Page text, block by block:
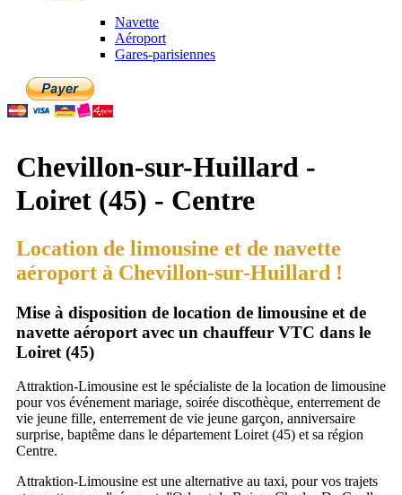
Navette
Aéroport
Gares-parisiennes
Chevillon-sur-Huillard -
Loiret (45) - Centre
Location de limousine et de navette
aéroport à Chevillon-sur-Huillard !
Mise à disposition de location de limousine et de
navette aéroport avec un chauffeur VTC dans le
Loiret (45)
Attraktion-Limousine est le spécialiste de la location de limousine
pour vos événement mariage, soirée discothèque, enterrement de
vie jeune fille, enterrement de vie jeune garçon, anniversaire
surprise, baptême dans le département Loiret (45) et sa région
Centre.
Attraktion-Limousine est une alternative au taxi, pour vos trajets